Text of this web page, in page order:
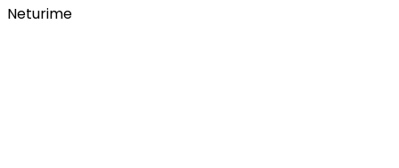
Neturime